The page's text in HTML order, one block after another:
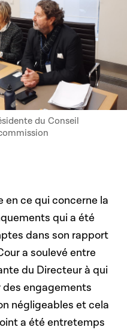
du Conseil
en ce qui concerne la
qui a été
dans son rapport
a soulevé entre
du Directeur à qui
des engagements
négligeables et cela
a été entretemps